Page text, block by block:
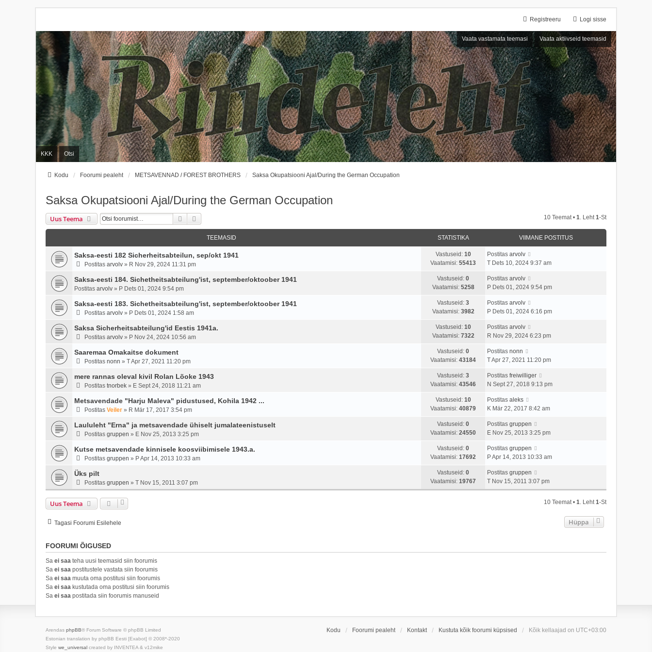
Logi sisse
Registreeru
Vaata vastamata teemasi Vaata aktiivseid teemasid
KKK Otsi
Kodu Foorumi pealeht METSAVENNAD / FOREST BROTHERS Saksa Okupatsiooni Ajal/During the German Occupation
Saksa Okupatsiooni Ajal/During the German Occupation
Uus Teema Otsi 10 Teemat • 1. Leht1-st
TEEMASID STATISTIKA VIIMANE POSTITUS
Saksa-eesti 182 Sicherheitsabteilun, sep/okt 1941
Postitas arvolv » R Nov 29, 2024 11:31 pm
Vastuseid: 10
Vaatamisi: 55413
Postitas arvolv
T Dets 10, 2024 9:37 am
Saksa-eesti 184. Sichetheitsabteilung'ist, september/oktoober 1941
Postitas arvolv » P Dets 01, 2024 9:54 pm
Vastuseid: 0
Vaatamisi: 5258
Postitas arvolv
P Dets 01, 2024 9:54 pm
Saksa-eesti 183. Sichetheitsabteilung'ist, september/oktoober 1941
Postitas arvolv » P Dets 01, 2024 1:58 am
Vastuseid: 3
Vaatamisi: 3982
Postitas arvolv
P Dets 01, 2024 6:16 pm
Saksa Sicherheitsabteilung'id Eestis 1941a.
Postitas arvolv » P Nov 24, 2024 10:56 am
Vastuseid: 10
Vaatamisi: 7322
Postitas arvolv
R Nov 29, 2024 6:23 pm
Saaremaa Omakaitse dokument
Postitas nonn » T Apr 27, 2021 11:20 pm
Vastuseid: 0
Vaatamisi: 43184
Postitas nonn
T Apr 27, 2021 11:20 pm
mere rannas oleval kivil Rolan Lõoke 1943
Postitas tnorbek » E Sept 24, 2018 11:21 am
Vastuseid: 3
Vaatamisi: 43546
Postitas freiwilliger
N Sept 27, 2018 9:13 pm
Metsavendade "Harju Maleva" pidustused, Kohila 1942 ...
Postitas Veiler » R Mär 17, 2017 3:54 pm
Vastuseid: 10
Vaatamisi: 40879
Postitas aleks
K Mär 22, 2017 8:42 am
Laululeht "Erna" ja metsavendade ühiselt jumalateenistuselt
Postitas gruppen » E Nov 25, 2013 3:25 pm
Vastuseid: 0
Vaatamisi: 24550
Postitas gruppen
E Nov 25, 2013 3:25 pm
Kutse metsavendade kinnisele koosviibimisele 1943.a.
Postitas gruppen » P Apr 14, 2013 10:33 am
Vastuseid: 0
Vaatamisi: 17692
Postitas gruppen
P Apr 14, 2013 10:33 am
Üks pilt
Postitas gruppen » T Nov 15, 2011 3:07 pm
Vastuseid: 0
Vaatamisi: 19767
Postitas gruppen
T Nov 15, 2011 3:07 pm
Uus Teema 10 Teemat • 1. Leht1-st
Tagasi Foorumi Esilehele Hüppa
FOORUMI ÕIGUSED
Sa ei saa teha uusi teemasid siin foorumis
Sa ei saa postitustele vastata siin foorumis
Sa ei saa muuta oma postitusi siin foorumis
Sa ei saa kustutada oma postitusi siin foorumis
Sa ei saa postitada siin foorumis manuseid
Kodu Foorumi pealeht Kontakt Kustuta kõik foorumi küpsised Kõik kellaajad on UTC+03:00
Arendas phpBB® Forum Software © phpBB Limited
Estonian translation by phpBB Eesti [Exabot] © 2008*-2020
Style we_universal created by INVENTEA & v12mike